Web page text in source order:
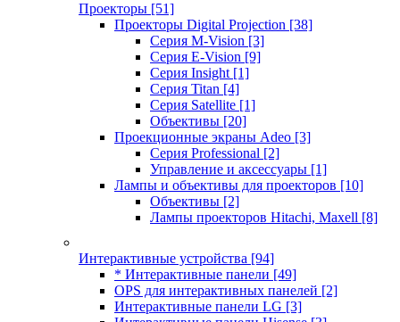
Проекторы [51]
Проекторы Digital Projection [38]
Серия M-Vision [3]
Серия E-Vision [9]
Серия Insight [1]
Серия Titan [4]
Серия Satellite [1]
Объективы [20]
Проекционные экраны Adeo [3]
Серия Professional [2]
Управление и аксессуары [1]
Лампы и объективы для проекторов [10]
Объективы [2]
Лампы проекторов Hitachi, Maxell [8]
Интерактивные устройства [94]
* Интерактивные панели [49]
OPS для интерактивных панелей [2]
Интерактивные панели LG [3]